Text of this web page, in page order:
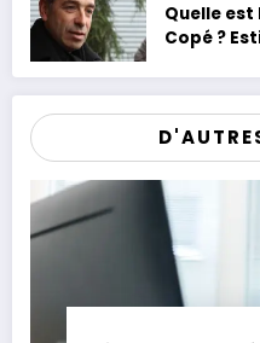
Quelle
Copé ?